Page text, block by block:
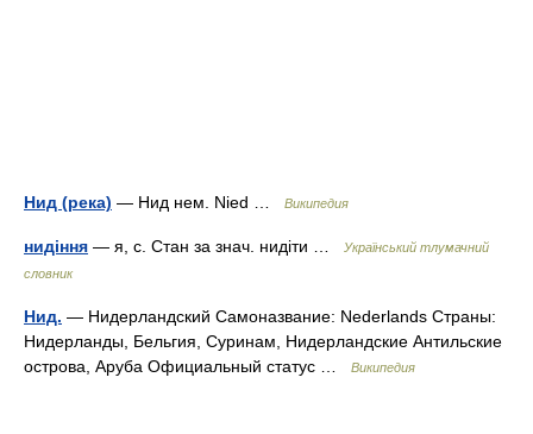
Нид (река) — Нид нем. Nied … Википедия
нидіння — я, с. Стан за знач. нидіти …
Український тлумачний
словник
Нид. — Нидерландский Самоназвание: Nederlands Страны:
Нидерланды, Бельгия, Суринам, Нидерландские Антильские
острова, Аруба Официальный статус …
Википедия